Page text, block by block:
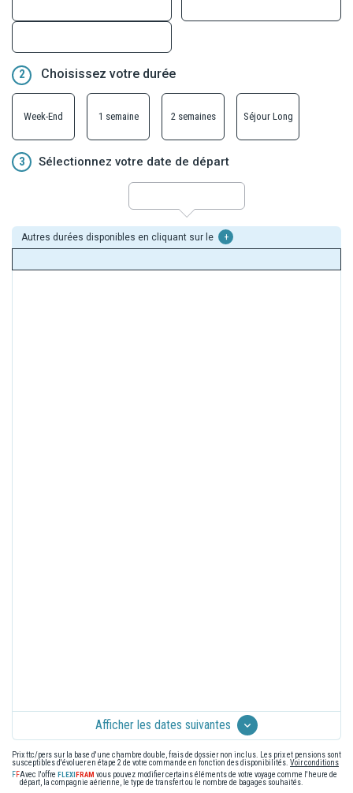
2 Choisissez votre durée
Week-End 1 semaine 2 semaines Séjour Long
3 Sélectionnez votre date de départ
Autres durées disponibles en cliquant sur le +
Afficher les dates suivantes
Prix ttc/pers sur la base d'une chambre double, frais de dossier non inclus. Les prix et pensions sont
susceptibles d'évoluer en étape 2 de votre commande en fonction des disponibilités. Voir conditions
Avec l'offre
vous pouvez modifier certains éléments de votre voyage comme l'heure de
départ, la compagnie aérienne, le type de transfert ou le nombre de bagages souhaités.